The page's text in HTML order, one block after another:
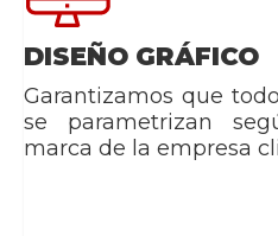
DISEÑO GRÁFICO
Garantizamos que
se parametrizan
marca de la empresa